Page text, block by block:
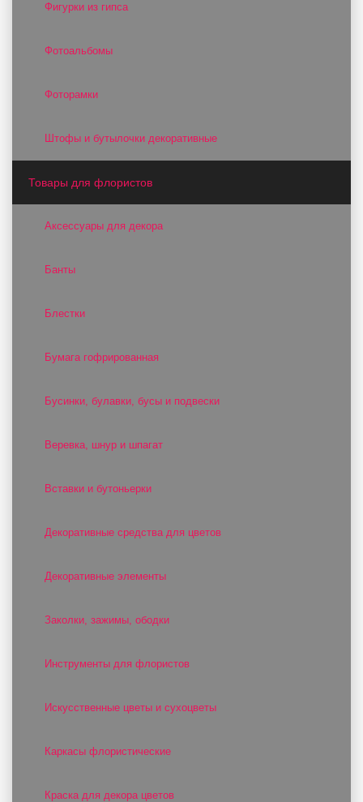
Фигурки из гипса
Фотоальбомы
Фоторамки
Штофы и бутылочки декоративные
Товары для флористов
Аксессуары для декора
Банты
Блестки
Бумага гофрированная
Бусинки, булавки, бусы и подвески
Веревка, шнур и шпагат
Вставки и бутоньерки
Декоративные средства для цветов
Декоративные элементы
Заколки, зажимы, ободки
Инструменты для флористов
Искусственные цветы и сухоцветы
Каркасы флористические
Краска для декора цветов